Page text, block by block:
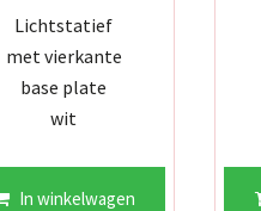
prijs
was:
€243,99.
Lichtstatief
met vierkante
base plate
wit
In winkelwagen